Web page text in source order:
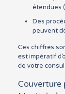
étendues
Des
peuvent
Ces chiffres
est impératif
de votre
Couverture